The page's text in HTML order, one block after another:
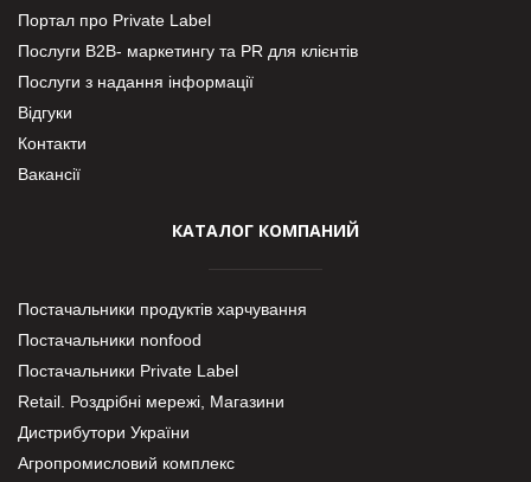
Портал про Private Label
Послуги В2В- маркетингу та PR для клієнтів
Послуги з надання інформації
Відгуки
Контакти
Вакансії
КАТАЛОГ КОМПАНИЙ
Постачальники продуктів харчування
Постачальники nonfood
Постачальники Private Label
Retail. Роздрібні мережі, Магазини
Дистрибутори України
Агропромисловий комплекс